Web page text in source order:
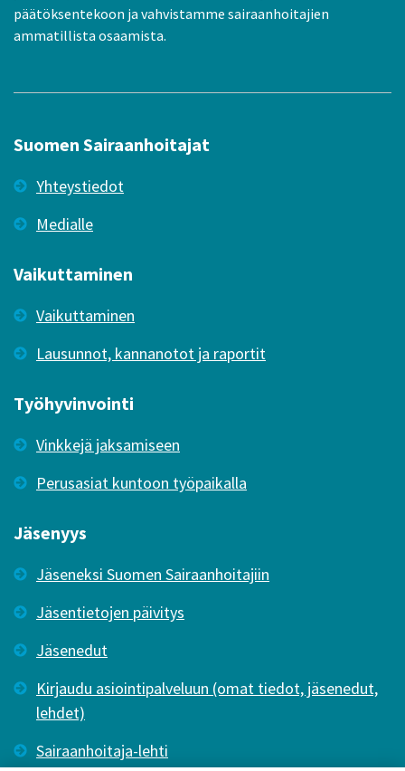
päätöksentekoon ja vahvistamme sairaanhoitajien
ammatillista osaamista.
Suomen Sairaanhoitajat
Yhteystiedot
Medialle
Vaikuttaminen
Vaikuttaminen
Lausunnot, kannanotot ja raportit
Työhyvinvointi
Vinkkejä jaksamiseen
Perusasiat kuntoon työpaikalla
Jäsenyys
Jäseneksi Suomen Sairaanhoitajiin
Jäsentietojen päivitys
Jäsenedut
Kirjaudu asiointipalveluun (omat tiedot, jäsenedut,
lehdet)
Sairaanhoitaja-lehti